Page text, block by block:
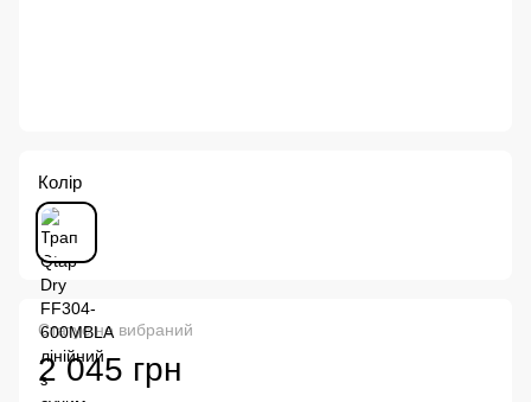
Колір
Статус не вибраний
2 045 грн